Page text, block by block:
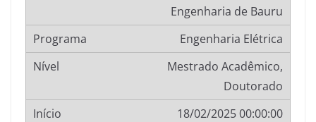
Engenharia de Bauru
Engenharia Elétrica
Mestrado Acadêmico,
Doutorado
18/02/2025 00:00:00